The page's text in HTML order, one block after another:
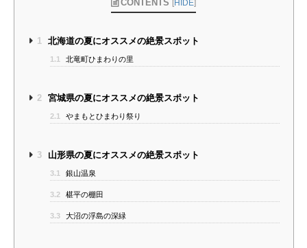
CONTENTS [HIDE]
1 北海道の夏にオススメの絶景スポット
1.1 北竜町ひまわりの里
2 宮城県の夏にオススメの絶景スポット
2.1 やまもとひまわり祭り
3 山形県の夏にオススメの絶景スポット
3.1 銀山温泉
3.2 椹平の棚田
3.3 大沼の浮島の深緑